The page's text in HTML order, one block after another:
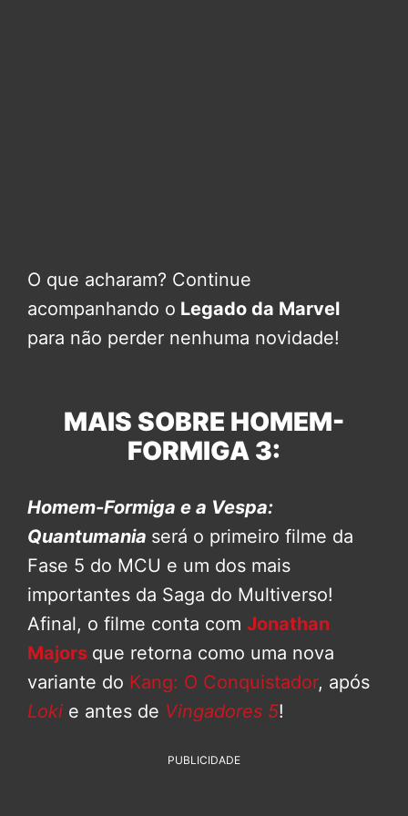
O que acharam? Continue
acompanhando o Legado da Marvel
para não perder nenhuma novidade!
MAIS SOBRE HOMEM-
FORMIGA 3:
Homem-Formiga e a Vespa:
Quantumania será o primeiro filme da
Fase 5 do MCU e um dos mais
importantes da Saga do Multiverso!
Afinal, o filme conta com Jonathan
Majors que retorna como uma nova
variante do Kang: O Conquistador, após
Loki e antes de Vingadores 5!
PUBLICIDADE